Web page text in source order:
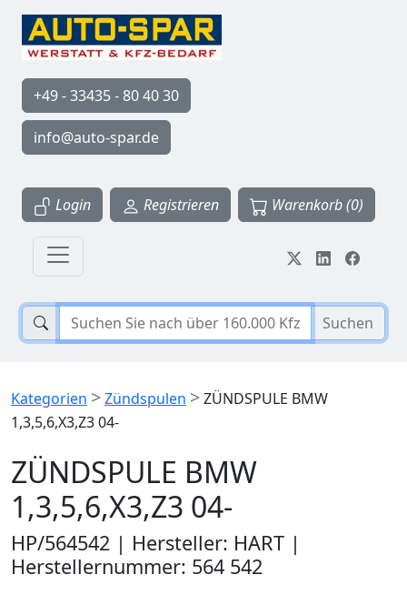
+49 - 33435 - 80 40 30
info@auto-spar.de
Login Registrieren Warenkorb (0)
Suchen
Kategorien >Zündspulen >ZÜNDSPULE BMW
1,3,5,6,X3,Z3 04-
ZÜNDSPULE BMW
1,3,5,6,X3,Z3 04-
HP/564542 | Hersteller: HART |
Herstellernummer: 564 542